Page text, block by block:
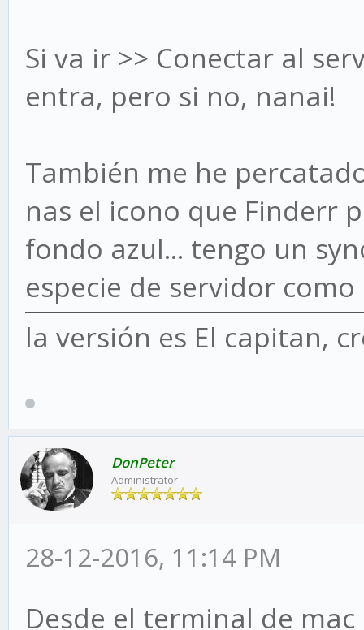
Si va ir >> Conectar al
entra, pero si no, nanai!
También me he
nas el icono que Finderr
fondo azul... tengo un
especie de servidor
la versión es El capitan,
DonPeter
Administrator
28-12-2016, 11:14 PM
Desde el terminal de